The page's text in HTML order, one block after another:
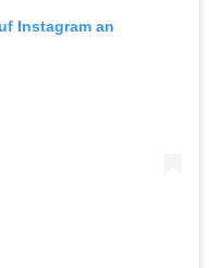
Instagram an